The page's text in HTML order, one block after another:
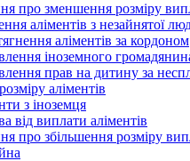
про зменшення розміру
аліментів з незайнятої
аліментів за кордоном
іноземного
прав на дитину за
аліментів
з іноземця
від виплати аліментів
про збільшення розміру